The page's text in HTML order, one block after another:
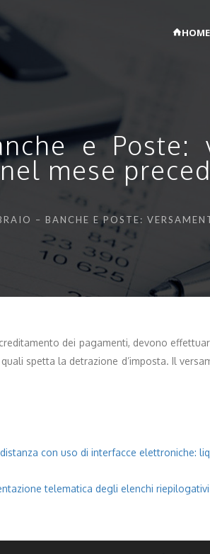
HOME
e
mese
– BANCHE E POSTE:
dei pagamenti, devono
spetta la detrazione d’imposta. Il
con uso di interfacce elettroniche:
telematica degli elenchi